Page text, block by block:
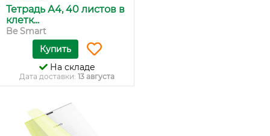
Тетрадь А4, 40 листов в
клетк...
Be Smart
Купить
На складе
Дата доставки: 13 августа